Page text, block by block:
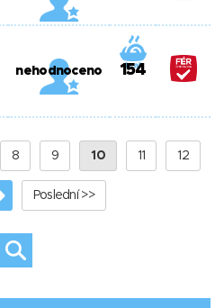
nehodnoceno 154
8 9 10 11 12
Poslední >>